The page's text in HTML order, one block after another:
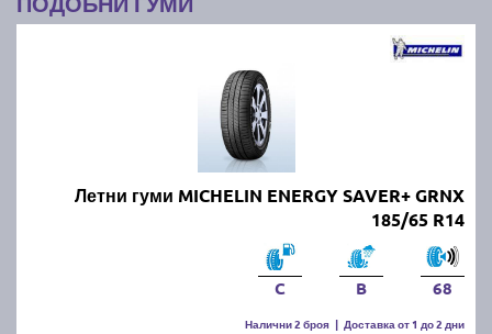
Летни гуми MICHELIN ENERGY SAVER+ GRNX
185/65 R14
C B 68
Налични 2 броя | Доставка от 1 до 2 дни